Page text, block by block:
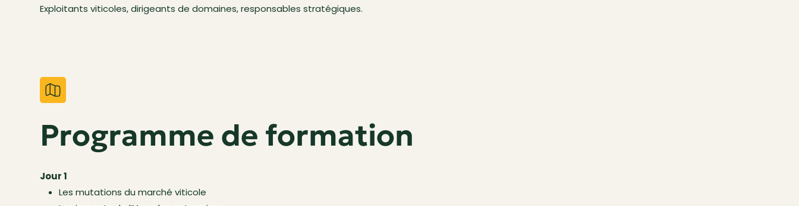
Exploitants viticoles, dirigeants de domaines, responsables stratégiques.
Programme de formation
Jour 1
Les mutations du marché viticole